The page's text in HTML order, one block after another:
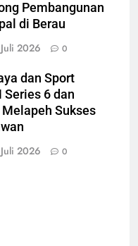
Pembangunan
di Berau
2026 0
dan Sport
6 dan
Sukses
2026 0